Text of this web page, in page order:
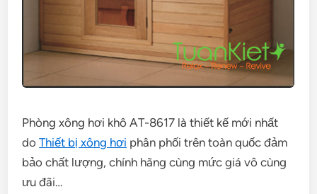
Phòng xông hơi khô AT-8617 là thiết kế mới nhất
doThiết bị xông hơi phân phối trên toàn quốc đảm
bảo chất lượng, chính hãng cùng mức giá vô cùng
ưu đãi…